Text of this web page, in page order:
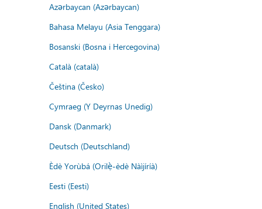
Azərbaycan (Azərbaycan)
Bahasa Melayu (Asia Tenggara)
Bosanski (Bosna i Hercegovina)
Català (català)
Čeština (Česko)
Cymraeg (Y Deyrnas Unedig)
Dansk (Danmark)
Deutsch (Deutschland)
Èdè Yorùbá (Orilẹ̀-èdè Nàìjíríà)
Eesti (Eesti)
English (United States)